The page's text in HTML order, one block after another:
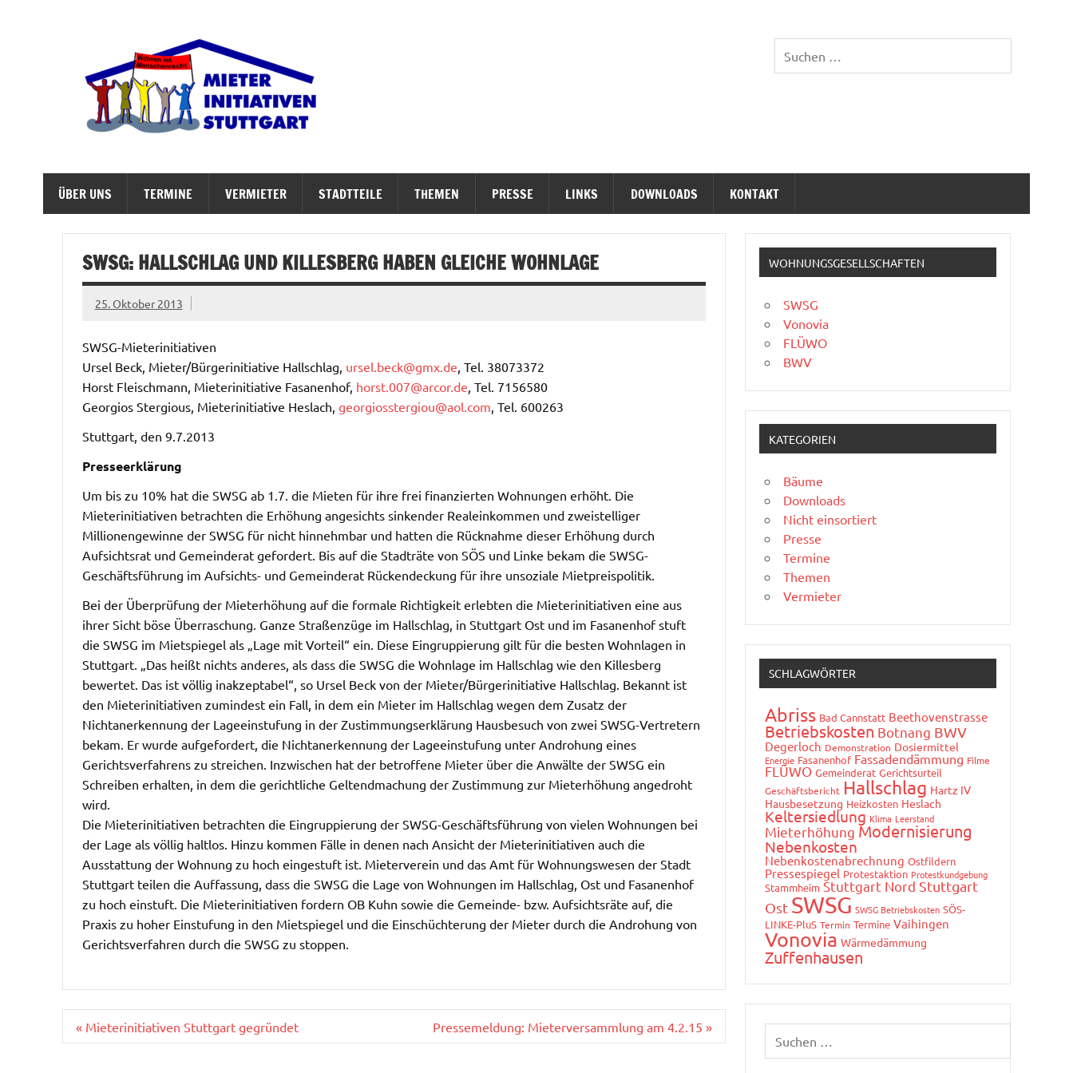
ÜBER UNS TERMINE VERMIETER STADTTEILE THEMEN PRESSE LINKS DOWNLOADS KONTAKT
SWSG: HALLSCHLAG UND KILLESBERG HABEN GLEICHE WOHNLAGE
25. Oktober 2013
SWSG-Mieterinitiativen
Ursel Beck, Mieter/Bürgerinitiative Hallschlag, ursel.beck@gmx.de , Tel. 38073372
Horst Fleischmann, Mieterinitiative Fasanenhof, horst.007@arcor.de , Tel. 7156580
Georgios Stergious, Mieterinitiative Heslach, georgiosstergiou@aol.com , Tel. 600263
Stuttgart, den 9.7.2013
Presseerklärung
Um bis zu 10% hat die SWSG ab 1.7. die Mieten für ihre frei finanzierten Wohnungen erhöht. Die
Mieterinitiativen betrachten die Erhöhung angesichts sinkender Realeinkommen und zweistelliger
Millionengewinne der SWSG für nicht hinnehmbar und hatten die Rücknahme dieser Erhöhung durch
Aufsichtsrat und Gemeinderat gefordert. Bis auf die Stadträte von SÖS und Linke bekam die SWSG-
Geschäftsführung im Aufsichts- und Gemeinderat Rückendeckung für ihre unsoziale Mietpreispolitik.
Bei der Überprüfung der Mieterhöhung auf die formale Richtigkeit erlebten die Mieterinitiativen eine aus
ihrer Sicht böse Überraschung. Ganze Straßenzüge im Hallschlag, in Stuttgart Ost und im Fasanenhof stuft
die SWSG im Mietspiegel als „Lage mit Vorteil“ ein. Diese Eingruppierung gilt für die besten Wohnlagen in
Stuttgart. „Das heißt nichts anderes, als dass die SWSG die Wohnlage im Hallschlag wie den Killesberg
bewertet. Das ist völlig inakzeptabel“, so Ursel Beck von der Mieter/Bürgerinitiative Hallschlag. Bekannt ist
den Mieterinitiativen zumindest ein Fall, in dem ein Mieter im Hallschlag wegen dem Zusatz der
Nichtanerkennung der Lageeinstufung in der Zustimmungserklärung Hausbesuch von zwei SWSG-Vertretern
bekam. Er wurde aufgefordert, die Nichtanerkennung der Lageeinstufung unter Androhung eines
Gerichtsverfahrens zu streichen. Inzwischen hat der betroffene Mieter über die Anwälte der SWSG ein
Schreiben erhalten, in dem die gerichtliche Geltendmachung der Zustimmung zur Mieterhöhung angedroht
wird.
Die Mieterinitiativen betrachten die Eingruppierung der SWSG-Geschäftsführung von vielen Wohnungen bei
der Lage als völlig haltlos. Hinzu kommen Fälle in denen nach Ansicht der Mieterinitiativen auch die
Ausstattung der Wohnung zu hoch eingestuft ist. Mieterverein und das Amt für Wohnungswesen der Stadt
Stuttgart teilen die Auffassung, dass die SWSG die Lage von Wohnungen im Hallschlag, Ost und Fasanenhof
zu hoch einstuft. Die Mieterinitiativen fordern OB Kuhn sowie die Gemeinde- bzw. Aufsichtsräte auf, die
Praxis zu hoher Einstufung in den Mietspiegel und die Einschüchterung der Mieter durch die Androhung von
Gerichtsverfahren durch die SWSG zu stoppen.
Beitragsnavigation
« Mieterinitiativen Stuttgart gegründet Pressemeldung: Mieterversammlung am 4.2.15 »
WOHNUNGSGESELLSCHAFTEN
SWSG
Vonovia
FLÜWO
BWV
KATEGORIEN
Bäume
Downloads
Nicht einsortiert
Presse
Termine
Themen
Vermieter
SCHLAGWÖRTER
Abriss Bad Cannstatt Beethovenstrasse
Betriebskosten Botnang BWV
Degerloch Demonstration Dosiermittel
Energie Fasanenhof Fassadendämmung Filme
FLÜWO Gemeinderat Gerichtsurteil
Geschäftsbericht Hallschlag Hartz IV
Hausbesetzung Heizkosten Heslach
Keltersiedlung Klima Leerstand
Mieterhöhung Modernisierung
Nebenkosten
Nebenkostenabrechnung Ostfildern
Pressespiegel Protestaktion Protestkundgebung
Stammheim Stuttgart Nord Stuttgart
Ost SWSG SWSG Betriebskosten SÖS-
LINKE-PluS Termin Termine Vaihingen
Vonovia Wärmedämmung
Zuffenhausen